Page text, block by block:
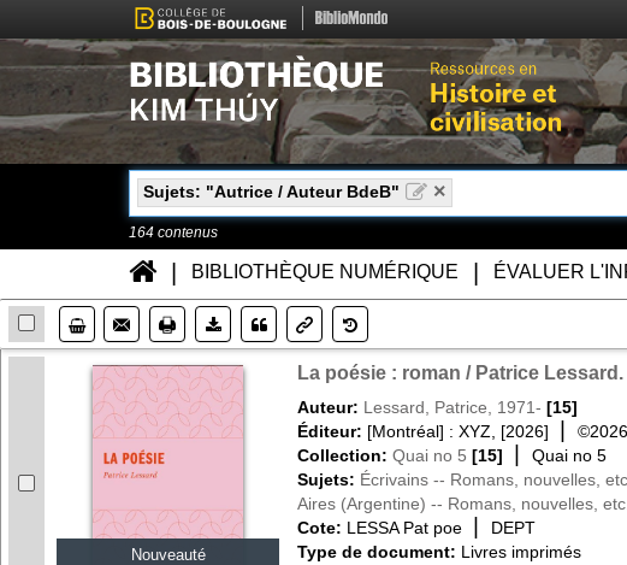
Sujets: "Autrice / Auteur BdeB" ×
164 contenus
Accueil
BIBLIOTHÈQUE NUMÉRIQUE ÉVALUER
EnveloppeImprimenteTéléchargementLien Historique
Nouveauté
La poésie : roman / Patrice Lessard.
Auteur: Lessard, Patrice, 1971- [15]
Éditeur: [Montréal] : XYZ, [2026]
©2026
Collection: Quai no 5 [15]
Quai no 5
Sujets: Écrivains -- Romans, nouvelles, etc.
Aires (Argentine) -- Romans, nouvelles, etc.
Cote: LESSA Pat poe
DEPT
Type de document: Livres imprimés